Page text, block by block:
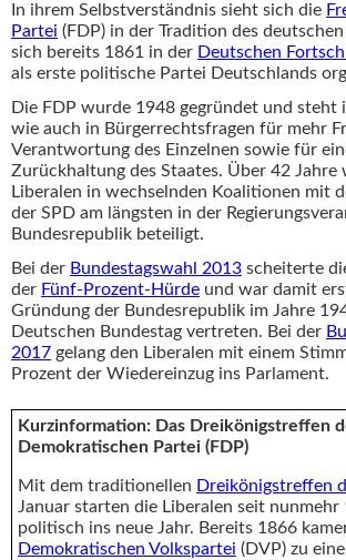
In ihrem Selbstverständnis sieht sich die
Partei (FDP) in der Tradition des deutschen
sich bereits 1861 in der Deutschen
als erste politische Partei Deutschlands
Die FDP wurde 1948 gegründet und
wie auch in Bürgerrechtsfragen für mehr
Verantwortung des Einzelnen sowie für
Zurückhaltung des Staates. Über 42 Jahre
Liberalen in wechselnden Koalitionen mit
der SPD am längsten in der
Bundesrepublik beteiligt.
Bei der Bundestagswahl 2013 scheiterte
der Fünf-Prozent-Hürde und war damit
Gründung der Bundesrepublik im Jahre
Deutschen Bundestag vertreten. Bei der
2017 gelang den Liberalen mit einem
Prozent der Wiedereinzug ins Parlament.
Kurzinformation: Das Dreikönigstreffen
Demokratischen Partei (FDP)
Mit dem traditionellen Dreikönigstreffen
Januar starten die Liberalen seit nunmehr
politisch ins neue Jahr. Bereits 1866
Demokratischen Volkspartei (DVP) zu